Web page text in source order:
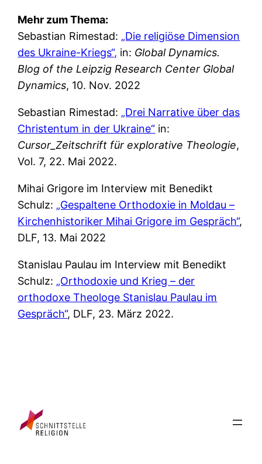
Mehr zum Thema:
Sebastian Rimestad: „Die religiöse Dimension
des Ukraine-Kriegs“, in: Global Dynamics.
Blog of the Leipzig Research Center Global
Dynamics, 10. Nov. 2022
Sebastian Rimestad: „Drei Narrative über das
Christentum in der Ukraine“ in:
Cursor_Zeitschrift für explorative Theologie,
Vol. 7, 22. Mai 2022.
Mihai Grigore im Interview mit Benedikt
Schulz: „Gespaltene Orthodoxie in Moldau –
Kirchenhistoriker Mihai Grigore im Gespräch“,
DLF, 13. Mai 2022
Stanislau Paulau im Interview mit Benedikt
Schulz: „Orthodoxie und Krieg – der
orthodoxe Theologe Stanislau Paulau im
Gespräch“, DLF, 23. März 2022.